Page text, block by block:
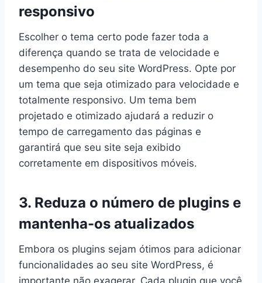
responsivo
Escolher o tema certo pode fazer toda a
diferença quando se trata de velocidade e
desempenho do seu site WordPress. Opte por
um tema que seja otimizado para velocidade e
totalmente responsivo. Um tema bem
projetado e otimizado ajudará a reduzir o
tempo de carregamento das páginas e
garantirá que seu site seja exibido
corretamente em dispositivos móveis.
3. Reduza o número de plugins e
mantenha-os atualizados
Embora os plugins sejam ótimos para adicionar
funcionalidades ao seu site WordPress, é